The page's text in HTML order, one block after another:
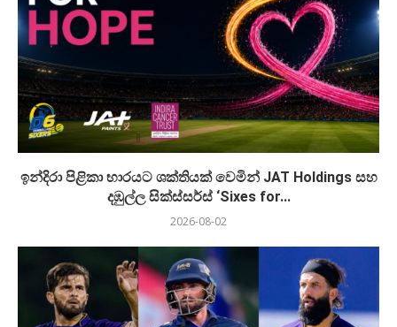
ඉන්දිරා පිළිකා භාරයට ශක්තියක් වෙමින් JAT Holdings සහ
දඹුල්ල සික්ස්සර්ස් ‘Sixes for...
2026-08-02